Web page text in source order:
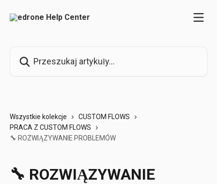
Wszystkie kolekcje
CUSTOM FLOWS
PRACA Z CUSTOM FLOWS
🔧 ROZWIĄZYWANIE PROBLEMÓW
🔧 ROZWIĄZYWANIE